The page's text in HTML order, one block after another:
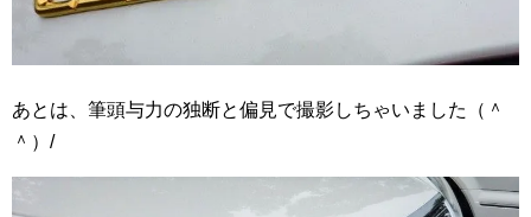
あとは、筆頭与力の独断と偏見で撮影しちゃいました（＾
＾）/